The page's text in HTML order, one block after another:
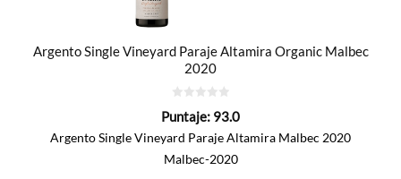
Argento Single Vineyard Paraje Altamira Organic Malbec
2020
de
Puntaje: 93.0
Argento Single Vineyard Paraje Altamira Malbec 2020
Malbec-2020